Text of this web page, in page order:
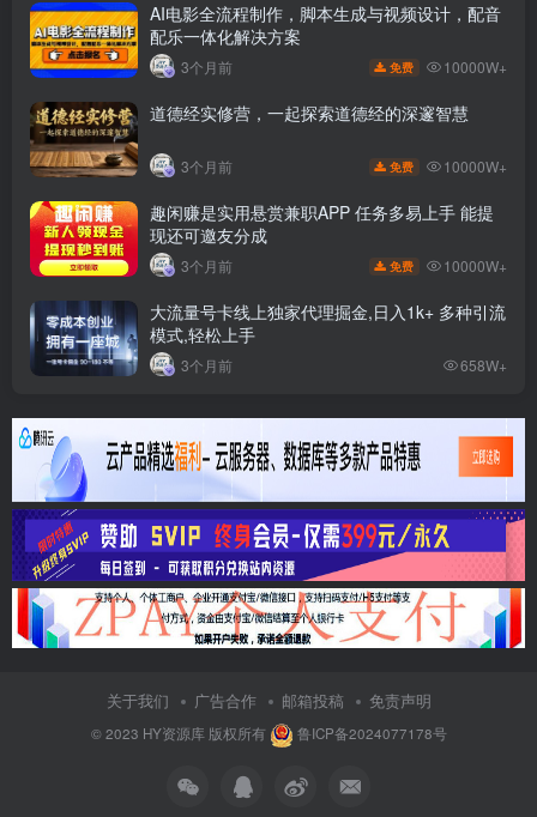
AI电影全流程制作，脚本生成与视频设计，配音
配乐一体化解决方案
3个月前 免费 10000W+
道德经实修营，一起探索道德经的深邃智慧
3个月前 免费 10000W+
趣闲赚是实用悬赏兼职APP 任务多易上手 能提
现还可邀友分成
3个月前 免费 10000W+
大流量号卡线上独家代理掘金,日入1k+ 多种引流
模式,轻松上手
3个月前 658W+
关于我们 广告合作 邮箱投稿 免责声明
© 2023 HY资源库版权所有 鲁ICP备2024077178号